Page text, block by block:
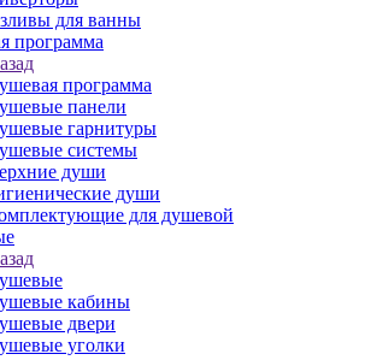
для ванны
программа
программа
панели
гарнитуры
системы
души
души
для душевой
кабины
двери
уголки